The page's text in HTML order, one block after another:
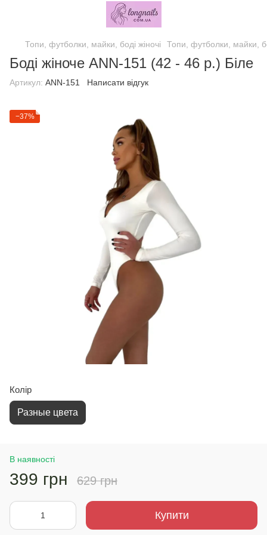
Топи, футболки, майки, боді жіночі Топи, футболки, майки,
Боді жіноче ANN-151 (42 - 46 р.) Біле
Артикул: ANN-151 Написати відгук
−37%
Колір
Разные цвета
В наявності
399 грн 629 грн
Купити